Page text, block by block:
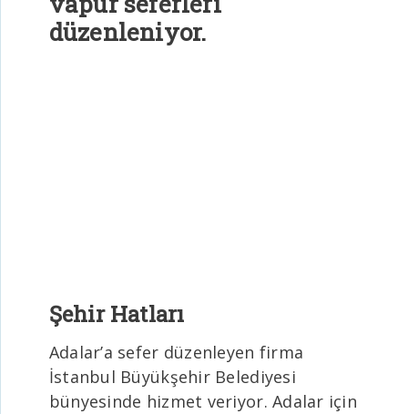
düzenleniyor.
Şehir Hatları
Adalar’a sefer düzenleyen firma
İstanbul Büyükşehir Belediyesi
bünyesinde hizmet veriyor. Adalar için